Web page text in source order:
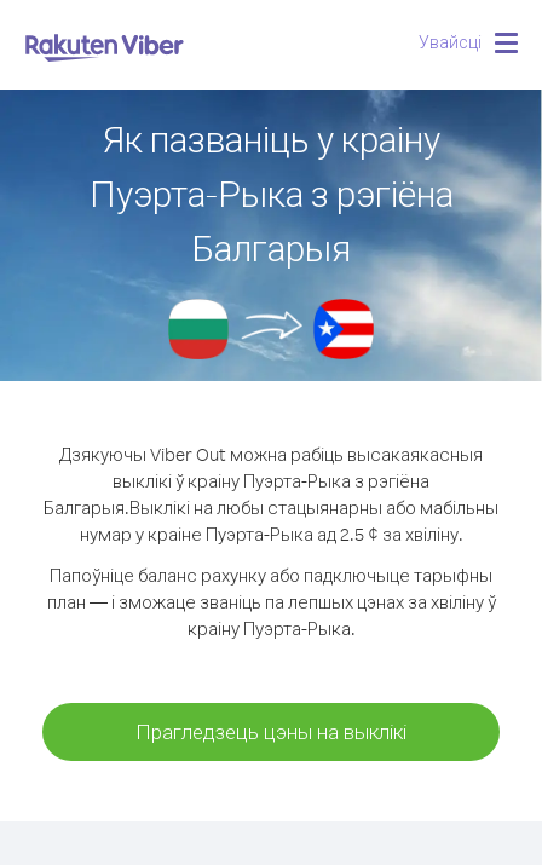
Увайсці
Як пазваніць у краіну
Пуэрта-Рыка з рэгіёна
Балгарыя
Дзякуючы Viber Out можна рабіць высакаякасныя
выклікі ў краіну Пуэрта-Рыка з рэгіёна
Балгарыя.Выклікі на любы стацыянарны або мабільны
нумар у краіне Пуэрта-Рыка ад 2.5 ¢ за хвіліну.
Папоўніце баланс рахунку або падключыце тарыфны
план — і зможаце званіць па лепшых цэнах за хвіліну ў
краіну Пуэрта-Рыка.
Прагледзець цэны на выклікі